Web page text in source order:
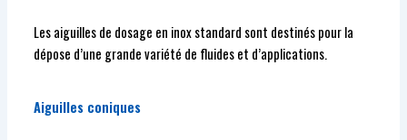
Les aiguilles de dosage en inox standard sont destinés pour la
dépose d’une grande variété de fluides et d’applications.
Aiguilles coniques